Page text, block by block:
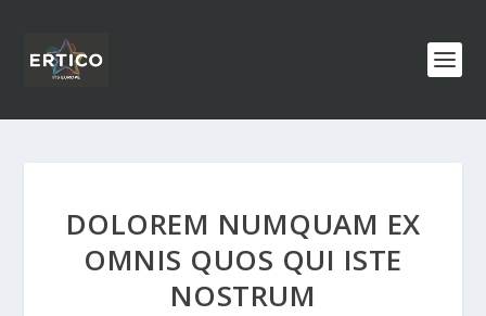
DOLOREM NUMQUAM EX
OMNIS QUOS QUI ISTE
NOSTRUM